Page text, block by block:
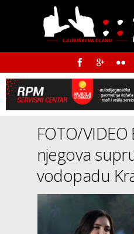
FOTO/
njegova
vodopadu